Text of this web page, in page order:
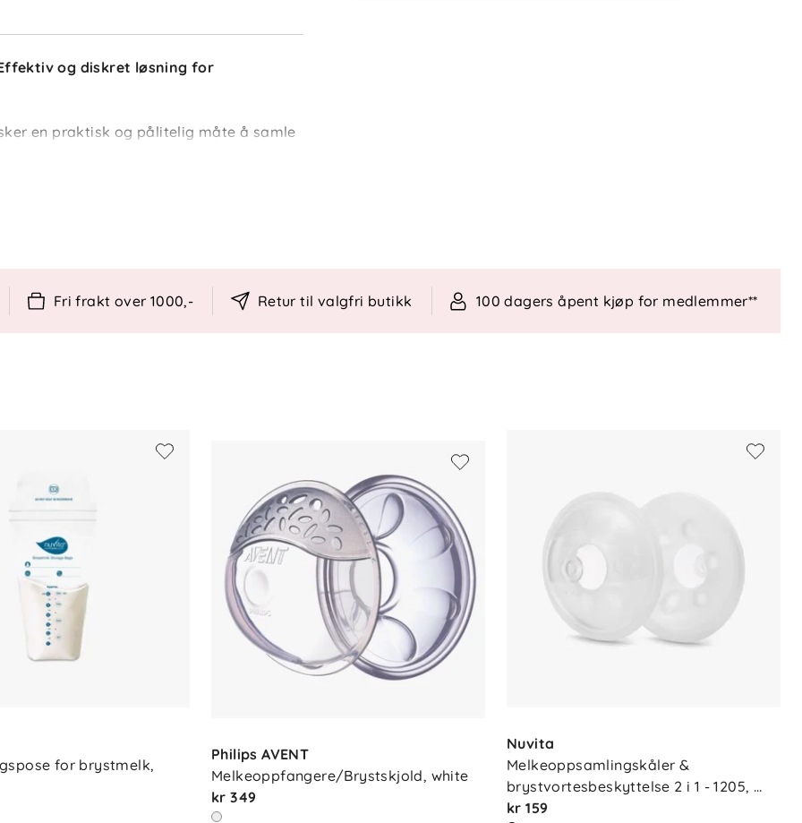
og diskret løsning for
en praktisk og pålitelig måte å samle
melk per kopp.
plast.
i oppvaskmaskin.
Fri frakt over 1000,- Retur til valgfri butikk 100 dagers åpent kjøp for medlemmer**
for brystmelk,
Philips AVENT
Melkeoppfangere/Brystskjold, white
kr 349
Nuvita
Melkeoppsamlingskåler &
brystvortesbeskyttelse 2 i 1 - 1205,
tra…
kr 159